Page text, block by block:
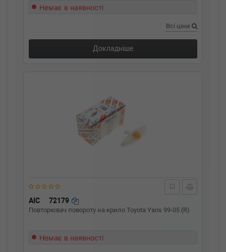
Немає в наявності
Всі ціни
Докладніше
AIC 72179
Повторювач повороту на крило Toyota Yaris 99-05 (R)
Немає в наявності